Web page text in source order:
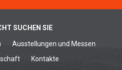
SUCHEN SIE
Ausstellungen und Messen
Kontakte